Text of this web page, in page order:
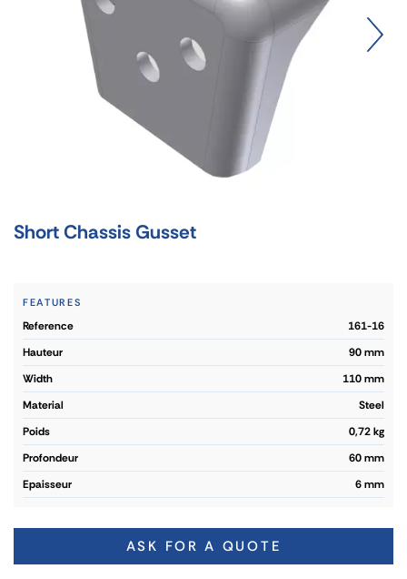
Short Chassis Gusset
FEATURES
reference
161-16
hauteur
90 mm
width
110 mm
material
Steel
poids
0,72 kg
profondeur
60 mm
epaisseur
6 mm
ASK FOR A QUOTE